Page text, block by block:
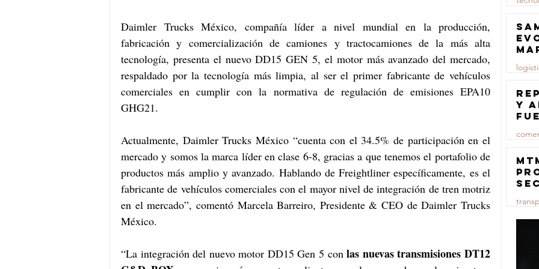
Daimler Trucks México, compañía líder a nivel mundial en la producción,
fabricación y comercialización de camiones y tractocamiones de la más alta
tecnología, presenta el nuevo DD15 GEN 5, el motor más avanzado del mercado,
respaldado por la tecnología más limpia, al ser el primer fabricante de vehículos
comerciales en cumplir con la normativa de regulación de emisiones EPA10
GHG21.
Actualmente, Daimler Trucks México “cuenta con el 34.5% de participación en el
mercado y somos la marca líder en clase 6-8, gracias a que tenemos el portafolio de
productos más amplio y avanzado. Hablando de Freightliner específicamente, es el
fabricante de vehículos comerciales con el mayor nivel de integración de tren motriz
en el mercado”, comentó Marcela Barreiro, Presidente & CEO de Daimler Trucks
México.
“La integración del nuevo motor DD15 Gen 5 con las nuevas transmisiones DT12
23 jul
23 jul
y
23 jul